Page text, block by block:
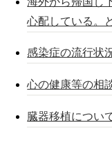
心配している。
感染症の流行状
心の健康等の相
臓器移植につい